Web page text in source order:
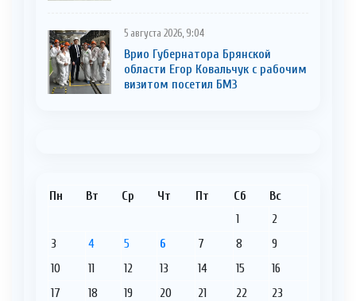
5 августа 2026, 9:04
Врио Губернатора Брянской
области Егор Ковальчук с рабочим
визитом посетил БМЗ
Пн Вт Ср Чт Пт Сб Вс
1
2
3
4 5 6 7 8
9
10
11 12 13 14 15
16
17
18 19 20 21 22
23